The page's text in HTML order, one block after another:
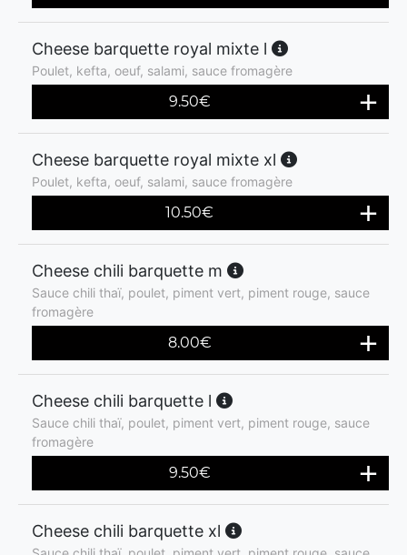
Cheese barquette royal mixte l
Poulet, kefta, oeuf, salami, sauce fromagère
9.50€
Cheese barquette royal mixte xl
Poulet, kefta, oeuf, salami, sauce fromagère
10.50€
Cheese chili barquette m
Sauce chili thaï, poulet, piment vert, piment rouge, sauce
fromagère
8.00€
Cheese chili barquette l
Sauce chili thaï, poulet, piment vert, piment rouge, sauce
fromagère
9.50€
Cheese chili barquette xl